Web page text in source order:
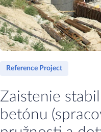
Reference Project
Zaistenie
betónu